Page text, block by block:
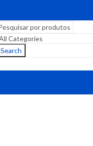
Search